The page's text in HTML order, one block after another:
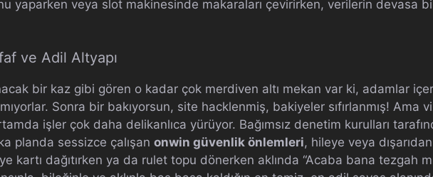
yaparken veya slot makinesinde makaraları çevirirken, verilerin devasa
ve Adil Altyapı
bir kaz gibi gören o kadar çok merdiven altı mekan var ki, adamlar
Sonra bir bakıyorsun, site hacklenmiş, bakiyeler sıfırlanmış! Ama
işler çok daha delikanlıca yürüyor. Bağımsız denetim kurulları
planda sessizce çalışan onwin güvenlik önlemleri, hileye veya
kartı dağıtırken ya da rulet topu dönerken aklında “Acaba bana tezgah